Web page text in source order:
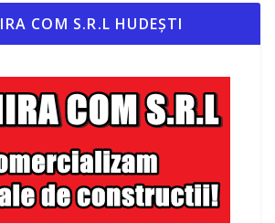
COM S.R.L HUDEȘTI